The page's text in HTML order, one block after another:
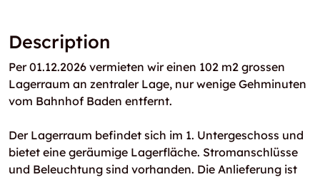
Description
Per 01.12.2026 vermieten wir einen 102 m2 grossen
Lagerraum an zentraler Lage, nur wenige Gehminuten
vom Bahnhof Baden entfernt.
Der Lagerraum befindet sich im 1. Untergeschoss und
bietet eine geräumige Lagerfläche. Stromanschlüsse
und Beleuchtung sind vorhanden. Die Anlieferung ist